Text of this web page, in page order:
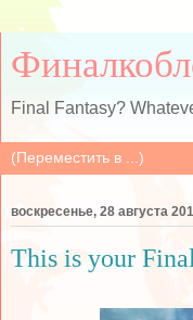
Final Fantasy?
воскресенье, 28 августа
This is your